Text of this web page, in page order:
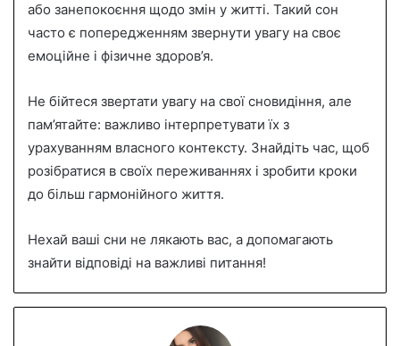
або занепокоєння щодо змін у житті. Такий сон
часто є попередженням звернути увагу на своє
емоційне і фізичне здоров’я.
Не бійтеся звертати увагу на свої сновидіння, але
пам’ятайте: важливо інтерпретувати їх з
урахуванням власного контексту. Знайдіть час, щоб
розібратися в своїх переживаннях і зробити кроки
до більш гармонійного життя.
Нехай ваші сни не лякають вас, а допомагають
знайти відповіді на важливі питання!